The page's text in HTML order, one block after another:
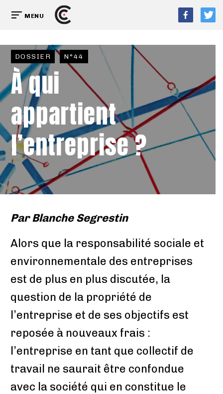
MENU
DOSSIER N°44
À qui
appartient
l’entreprise ?
ParBlanche Segrestin
Alors que la responsabilité sociale et
environnementale des entreprises
est de plus en plus discutée, la
question de la propriété de
l’entreprise et de ses objectifs est
reposée à nouveaux frais :
l’entreprise en tant que collectif de
travail ne saurait être confondue
avec la société qui en constitue le